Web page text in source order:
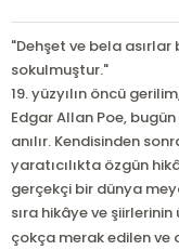
"Dehşet ve bela
sokulmuştur."
19. yüzyılın öncü
Edgar Allan Poe,
anılır. Kendisinden
yaratıcılıkta özgün
gerçekçi bir dünya
sıra hikâye ve
çokça merak edilen ve